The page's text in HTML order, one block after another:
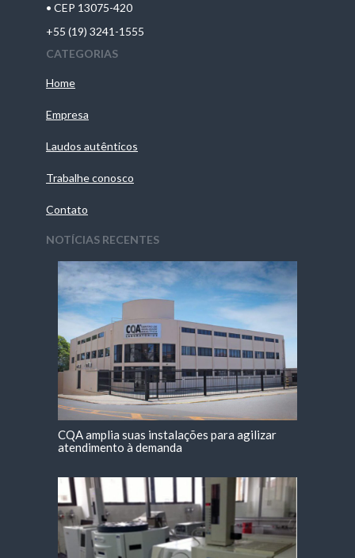
• CEP 13075-420
+55 (19) 3241-1555
CATEGORIAS
Home
Empresa
Laudos autênticos
Trabalhe conosco
Contato
NOTÍCIAS RECENTES
CQA amplia suas instalações para agilizar
atendimento à demanda